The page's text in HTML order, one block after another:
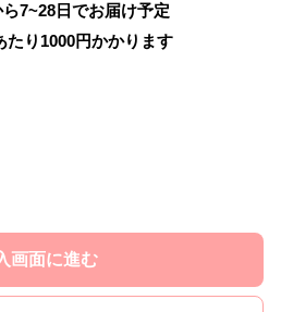
7~28日でお届け予定
たり 1000円かかります
画面に進む